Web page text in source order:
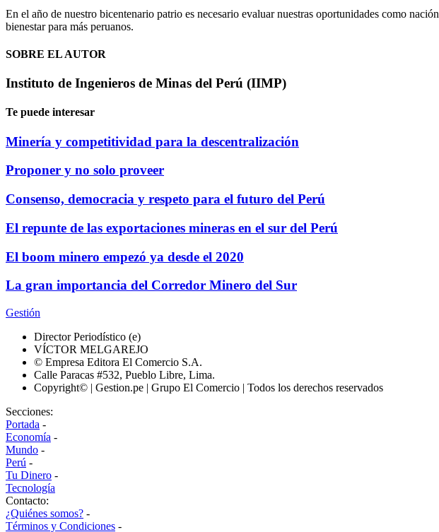
En el año de nuestro bicentenario patrio es necesario evaluar nuestras oportunidades como
bienestar para más peruanos.
SOBRE EL AUTOR
Instituto de Ingenieros de Minas del Perú (IIMP)
Te puede interesar
Minería y competitividad para la descentralización
Proponer y no solo proveer
Consenso, democracia y respeto para el futuro del Perú
El repunte de las exportaciones mineras en el sur del Perú
El boom minero empezó ya desde el 2020
La gran importancia del Corredor Minero del Sur
Gestión
Director Periodístico (e)
VÍCTOR MELGAREJO
© Empresa Editora El Comercio S.A.
Calle Paracas #532, Pueblo Libre, Lima.
Copyright© | Gestion.pe | Grupo El Comercio | Todos los derechos reservados
Secciones:
Portada -
Economía -
Mundo -
Perú -
Tu Dinero -
Tecnología
Contacto:
¿Quiénes somos? -
Términos y Condiciones -